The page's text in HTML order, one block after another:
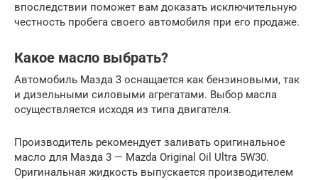
впоследствии поможет вам доказать исключительную
честность пробега своего автомобиля при его продаже.
Какое масло выбрать?
Автомобиль Мазда 3 оснащается как бензиновыми, так
и дизельными силовыми агрегатами. Выбор масла
осуществляется исходя из типа двигателя.
Производитель рекомендует заливать оригинальное
масло для Мазда 3 — Mazda Original Oil Ultra 5W30.
Оригинальная жидкость выпускается производителем